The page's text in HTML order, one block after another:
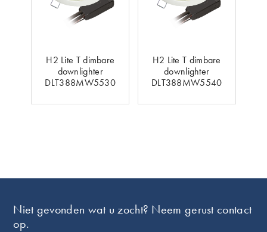
H2 Lite T dimbare
downlighter
DLT388MW5530
H2 Lite T dimbare
downlighter
DLT388MW5540
Niet gevonden wat u zocht? Neem gerust contact
op.